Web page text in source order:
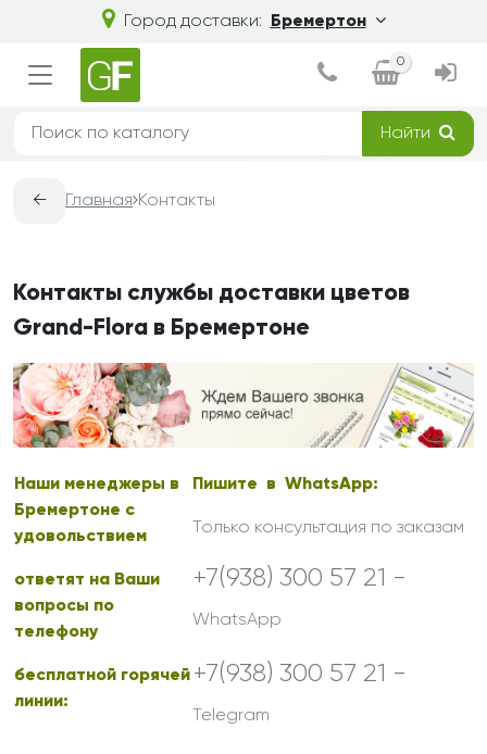
Город доставки: Бремертон
0
Найти
← Главная Контакты
Контакты службы доставки цветов
Grand-Flora в Бремертоне
Наши менеджеры в
Бремертоне с
удовольствием
ответят на Ваши
вопросы по
телефону
бесплатной горячей
линии:
Пишите в WhatsApp:
Только консультация по заказам
+7(938) 300 57 21 -
WhatsApp
+7(938) 300 57 21 -
Telegram